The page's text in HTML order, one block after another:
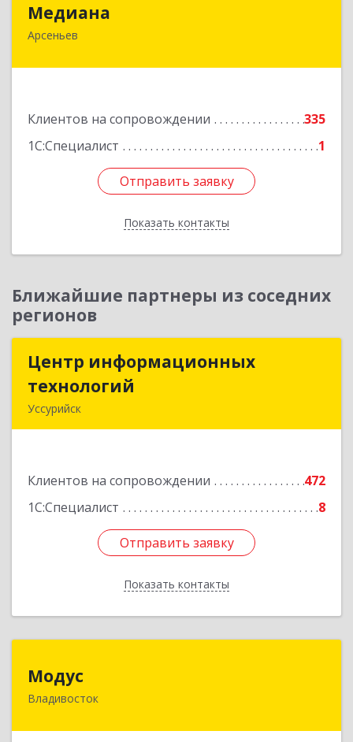
Медиана
Арсеньев
Клиентов на сопровождении
335
1С:Специалист
1
Отправить заявку
Показать контакты
Отправить заявку
Назад
Ближайшие партнеры из соседних
регионов
Центр информационных
технологий
Уссурийск
Клиентов на сопровождении
472
1С:Специалист
8
Отправить заявку
Показать контакты
Центр информационных
Подробнее
Отправить заявку
Назад
Модус
Владивосток
690091, Приморский край, Владивосток г, ул.